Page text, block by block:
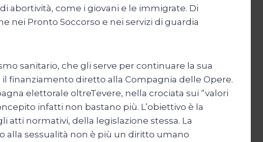
abortività, come i giovani e le immigrate. Di
nei Pronto Soccorso e nei servizi di guardia
sanitario, che gli serve per continuare la sua
finanziamento diretto alla Compagnia delle Opere.
elettorale oltreTevere, nella crociata sui “valori
infatti non bastano più. L’obiettivo è la
atti normativi, della legislazione stessa. La
alla sessualità non è più un diritto umano